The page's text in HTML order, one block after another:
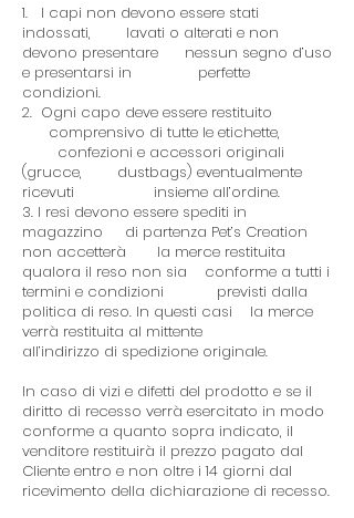
1. I capi non devono essere stati
indossati, lavati o alterati e non
devono presentare nessun segno d’uso
e presentarsi in perfette
condizioni.
2. Ogni capo deve essere restituito
comprensivo di tutte le etichette,
confezioni e accessori originali
(grucce, dustbags) eventualmente
ricevuti insieme all’ordine.
3. I resi devono essere spediti in
magazzino di partenza Pet’s Creation
non accetterà la merce restituita
qualora il reso non sia conforme a tutti i
termini e condizioni previsti dalla
politica di reso. In questi casi la merce
verrà restituita al mittente
all’indirizzo di spedizione originale.
In caso di vizi e difetti del prodotto e se il
diritto di recesso verrà esercitato in modo
conforme a quanto sopra indicato, il
venditore restituirà il prezzo pagato dal
Cliente entro e non oltre i 14 giorni dal
ricevimento della dichiarazione di recesso.